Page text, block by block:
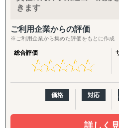
トだけでなく、様々な専門家
トワークを活用し産学連携プロ
可能です。
■地場にネットワークを持つ調
大規模な調査については、現
地調査会社や、その地域特有
言語、法律、習慣を熟知した
ことで、よりローカルな視点で
す。
2. パートナー開拓支援
海外展開の成否を分けるのは「
合わせ」です。開拓戦略の策
度付け、アプローチ代行、契
拓後の現地事業開発（定例会
マップ策定・交渉代行・ロー
3. 越境EC支援（B2C）
米国Amazonを中心に、アカウ
としたビジネス展開を目指す
現地特化型の実践的なサービス
当社が持つ強固な現地ネットワ
チームの専門知識を駆使し、
行力」と「最短最適解」で、
きます。
■主なサービス内容
1. 海外販路開拓・マーケティ
・市場調査および競合分析
・現地視察のアレンジおよび
きます
ご利用企業からの評価
※ご利用企業から集めた評価をもとに作成
総合評価
★★★★★
★★★★★
価格 対応
詳しく